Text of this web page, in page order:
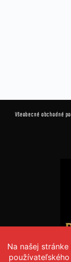
Všeobecné obchodné